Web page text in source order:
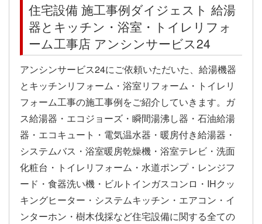
住宅設備 施工事例ダイジェスト 給湯
器とキッチン・浴室・トイレリフォ
ーム工事店 アンシンサービス24
アンシンサービス24にご依頼いただいた、給湯機器
とキッチンリフォーム・浴室リフォーム・トイレリ
フォーム工事の施工事例をご紹介していきます。ガ
ス給湯器・エコジョーズ・瞬間湯沸し器・石油給湯
器・エコキュート・電気温水器・暖房付き給湯器・
システムバス・浴室暖房乾燥機・浴室テレビ・洗面
化粧台・トイレリフォーム・水道ポンプ・レンジフ
ード・食器洗い機・ビルトインガスコンロ・IHクッ
キングヒーター・システムキッチン・エアコン・イ
ンターホン・樹木伐採など住宅設備に関する全ての